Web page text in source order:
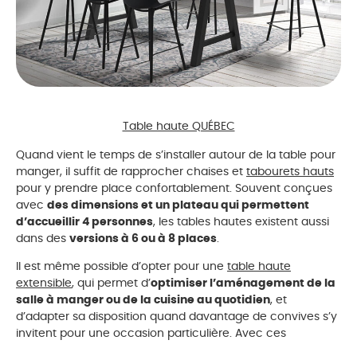
Table haute QUÉBEC
Quand vient le temps de s’installer autour de la table pour
manger, il suffit de rapprocher chaises et tabourets hauts
pour y prendre place confortablement. Souvent conçues
avec des dimensions et un plateau qui permettent
d’accueillir 4 personnes, les tables hautes existent aussi
dans des versions à 6 ou à 8 places
Il est même possible d’opter pour une table haute
extensible, qui permet d’optimiser l’aménagement de la
salle à manger ou de la cuisine au quotidien, et
d’adapter sa disposition quand davantage de convives s’y
invitent pour une occasion particulière. Avec ces